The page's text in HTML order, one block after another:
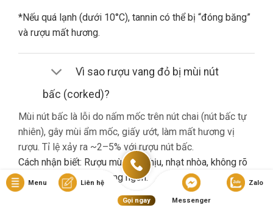
*Nếu quá lạnh (dưới 10°C), tannin có thể bị “đóng băng”
và rượu mất hương.
Vì sao rượu vang đỏ bị mùi nút
bấc (corked)?
Mùi nút bấc là lỗi do nấm mốc trên nút chai (nút bấc tự
nhiên), gây mùi ẩm mốc, giấy ướt, làm mất hương vị
rượu. Tỉ lệ xảy ra ~2–5% với rượu nút bấc.
Cách nhận biết: Rượu mùi khó chịu, nhạt nhòa, không rõ
hương trái cây dù là vang ngon.
Nếu gặp lỗi này, bạn nên liên hệ cửa hàng đổi trả (nếu có
Menu Liên hệ
Gọi ngay Messenger
Zalo